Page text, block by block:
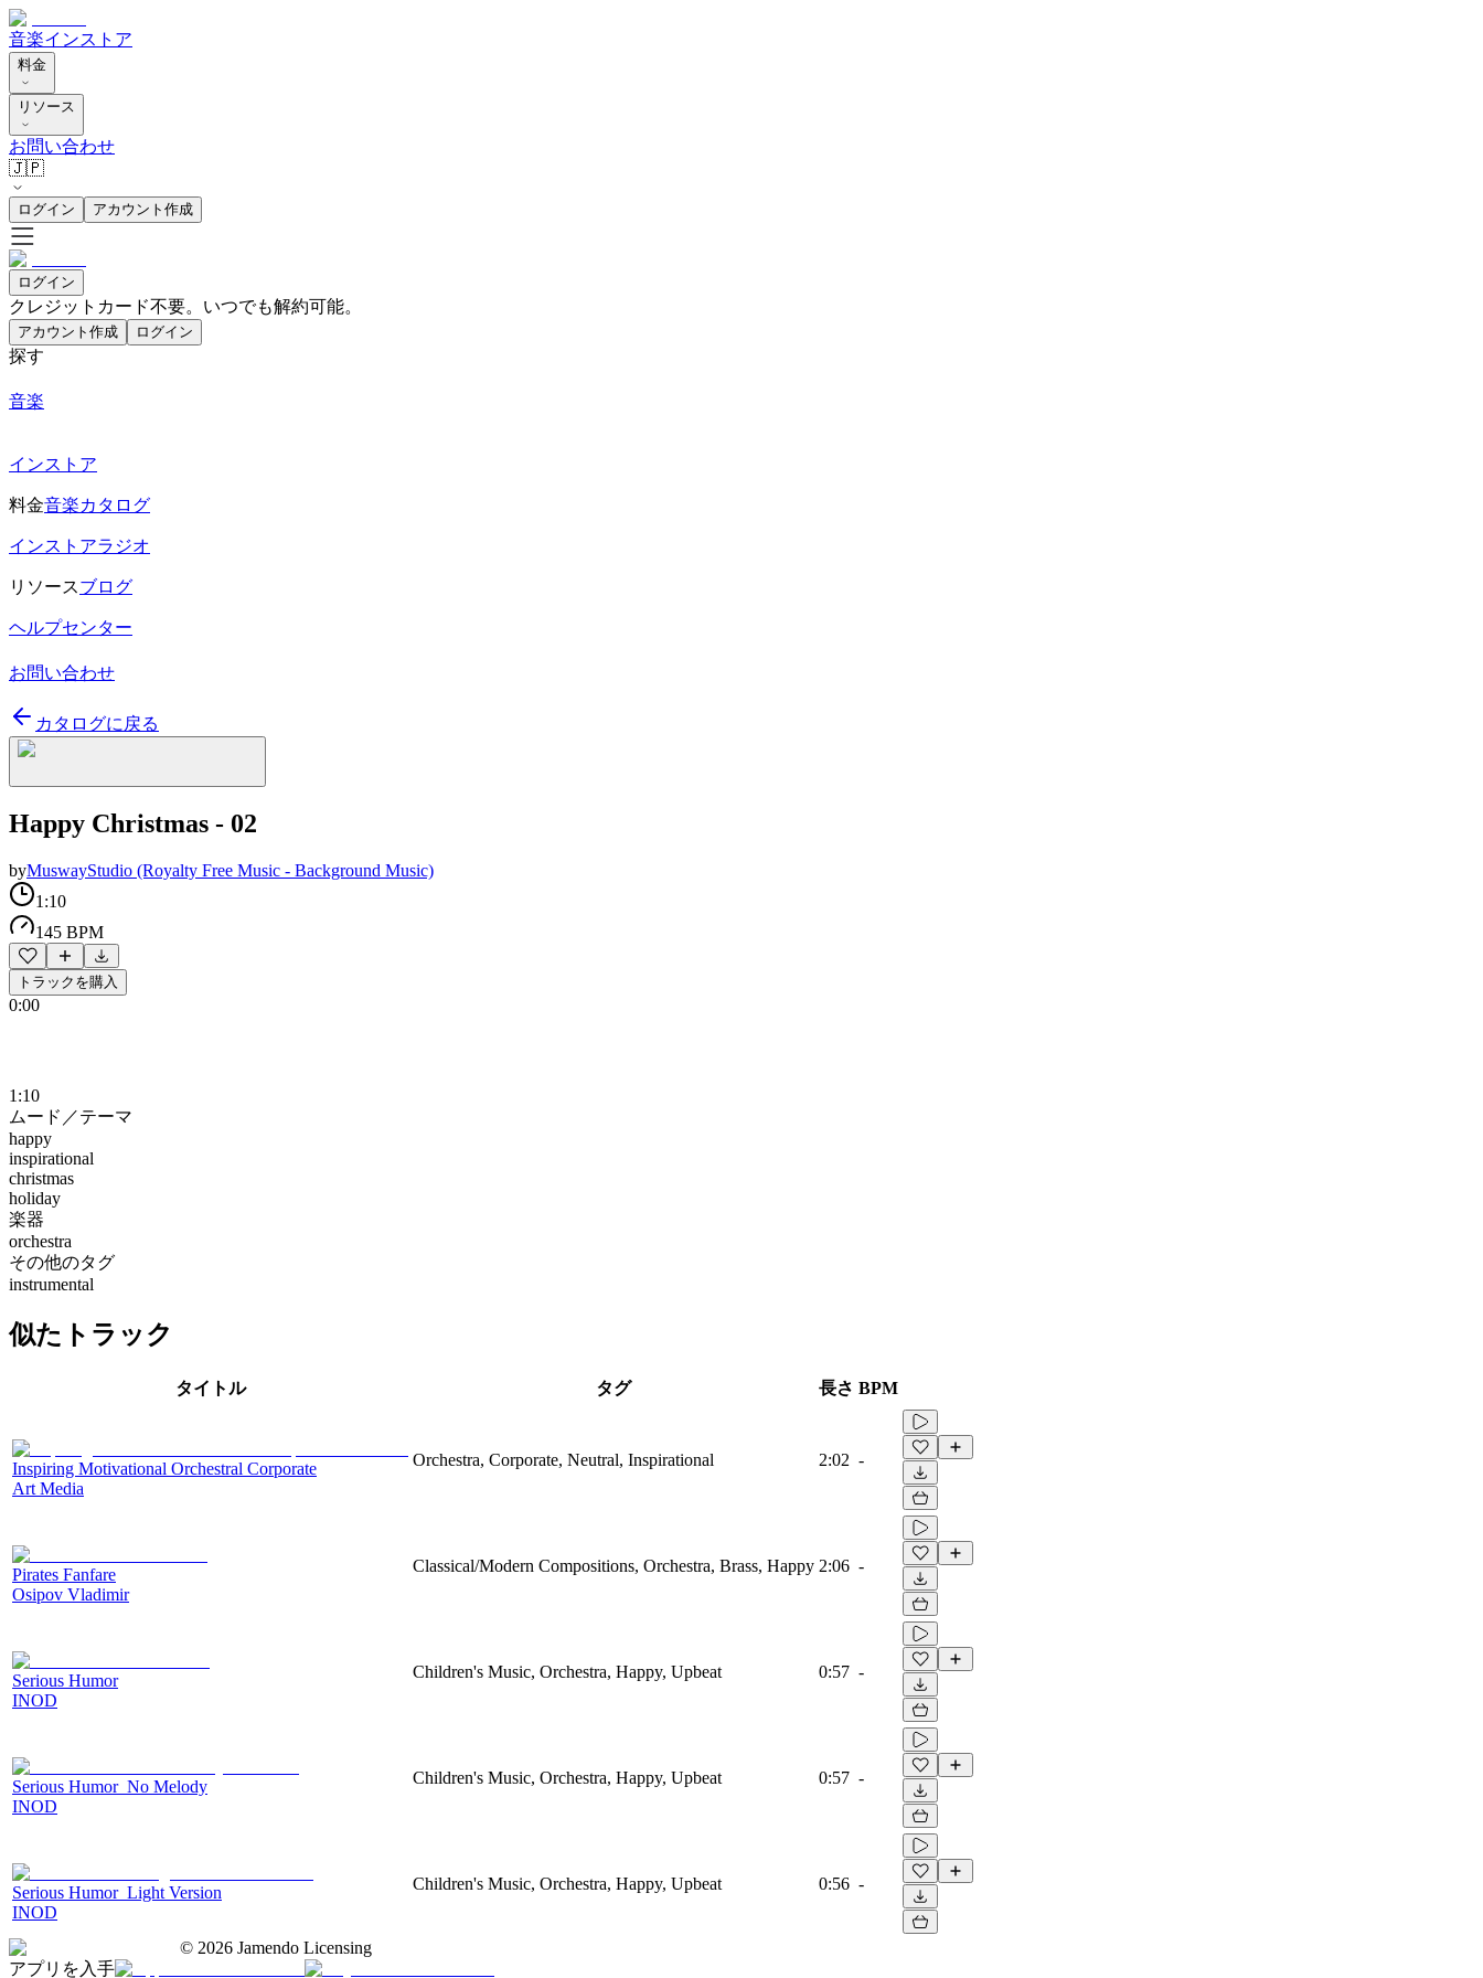
音楽インストア
料金
リソース
お問い合わせ
🇯🇵
ログイン アカウント作成
ログイン
クレジットカード不要。いつでも解約可能。
アカウント作成 ログイン
探す
音楽
インストア
料金音楽カタログ
インストアラジオ
リソースブログ
ヘルプセンター
お問い合わせ
カタログに戻る
Happy Christmas - 02
byMuswayStudio (Royalty Free Music - Background Music)
1:10
145 BPM
トラックを購入
0:00
1:10
ムード／テーマ
happy
inspirational
christmas
holiday
楽器
orchestra
その他のタグ
instrumental
似たトラック
タイトル タグ 長さ BPM
Inspiring Motivational Orchestral Corporate
Art Media
Orchestra, Corporate, Neutral, Inspirational 2:02 -
Pirates Fanfare
Osipov Vladimir
Classical/Modern Compositions, Orchestra, Brass, Happy 2:06 -
Serious Humor
INOD
Children's Music, Orchestra, Happy, Upbeat 0:57 -
Serious Humor_No Melody
INOD
Children's Music, Orchestra, Happy, Upbeat 0:57 -
Serious Humor_Light Version
INOD
Children's Music, Orchestra, Happy, Upbeat 0:56 -
© 2026 Jamendo Licensing
アプリを入手